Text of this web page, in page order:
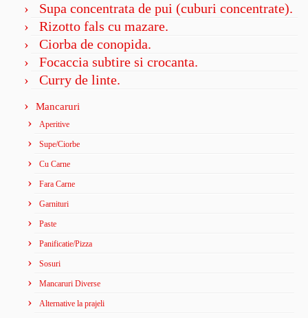
Supa concentrata de pui (cuburi concentrate).
Rizotto fals cu mazare.
Ciorba de conopida.
Focaccia subtire si crocanta.
Curry de linte.
Mancaruri
Aperitive
Supe/Ciorbe
Cu Carne
Fara Carne
Garnituri
Paste
Panificatie/Pizza
Sosuri
Mancaruri Diverse
Alternative la prajeli